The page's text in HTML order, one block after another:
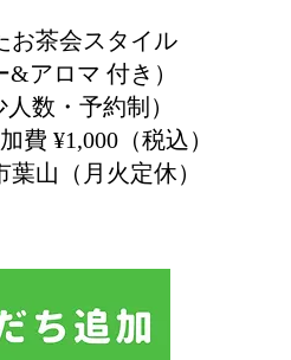
お茶会スタイル
&アロマ 付き）
数・予約制）
費 ¥1,000（税込）
山（月火定休）